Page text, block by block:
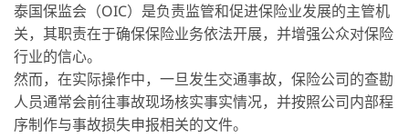
泰国保监会（OIC）是负责监管和促进保险业发展的主管机
关，其职责在于确保保险业务依法开展，并增强公众对保险
行业的信心。
然而，在实际操作中，一旦发生交通事故，保险公司的查勘
人员通常会前往事故现场核实事实情况，并按照公司内部程
序制作与事故损失申报相关的文件。